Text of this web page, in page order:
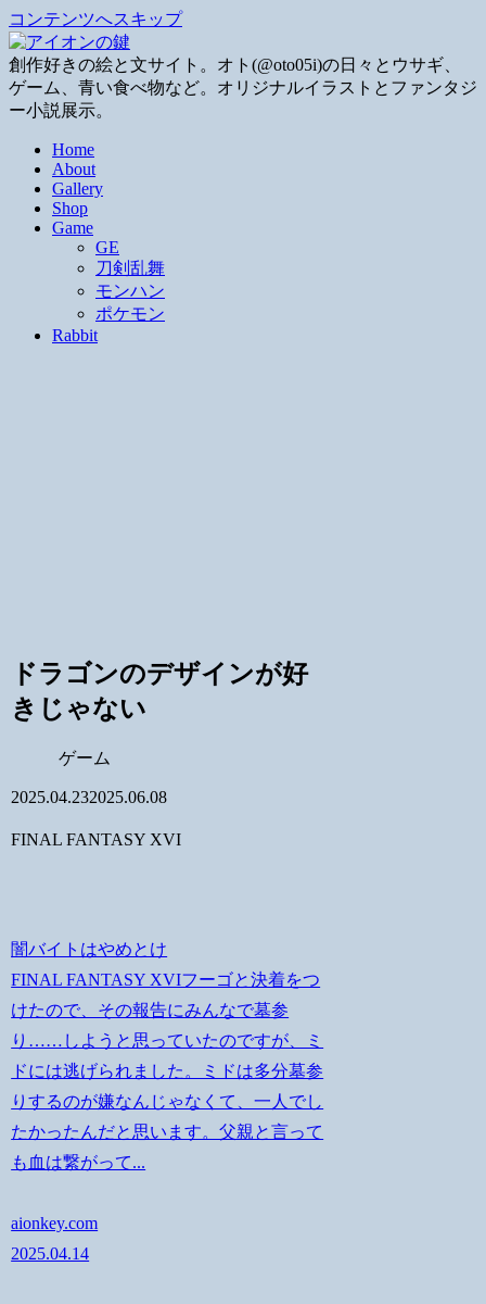
コンテンツへスキップ
創作好きの絵と文サイト。オト(@oto05i)の日々とウサギ、
ゲーム、青い食べ物など。オリジナルイラストとファンタジ
ー小説展示。
Home
About
Gallery
Shop
Game
GE
刀剣乱舞
モンハン
ポケモン
Rabbit
ドラゴンのデザインが好
きじゃない
ゲーム
2025.04.232025.06.08
FINAL FANTASY XVI
闇バイトはやめとけ
FINAL FANTASY XVIフーゴと決着をつ
けたので、その報告にみんなで墓参
り……しようと思っていたのですが、ミ
ドには逃げられました。ミドは多分墓参
りするのが嫌なんじゃなくて、一人でし
たかったんだと思います。父親と言って
も血は繋がって...
aionkey.com
2025.04.14